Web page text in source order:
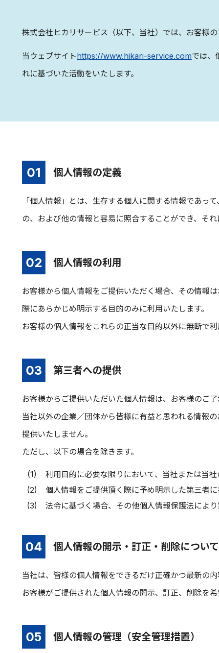
株式会社ヒカリサービス（以下、当社）では、お客様
当ウェブサイトhttps://www.hikari-service.comでは、
れに基づいた活動をいたします。
個人情報の定義
「個人情報」とは、生存する個人に関する情報であっ
の、および他の情報と容易に照合することができ、そ
個人情報の利用
お客様から個人情報をご提供いただく場合、その情報
際にあらかじめ明示する目的のみに利用いたします。
お客様の個人情報をこれらの正当な目的以外に無断で
第三者への提供
お客様からご提供いただいた個人情報は、お客様のご
当社以外の企業／団体から皆様に有益と思われる情報
提供いたしません。
ただし、以下の場合を除きます。
利用目的に必要な限りにおいて、当社または当
個人情報をご提供頂く際に予め明示した第三者
法令に基づく場合、その他個人情報保護法によ
個人情報の開示・訂正・削除について
当社は、皆様の個人情報をできるだけ正確かつ最新の
お客様がご提供された個人情報の開示、訂正、削除を
個人情報の管理（安全管理措置）